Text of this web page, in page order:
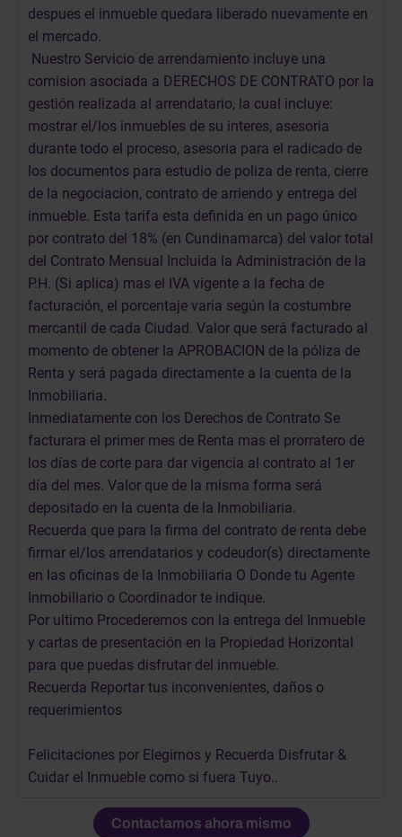
Cotiza Ahora
despues el inmueble quedara liberado nuevamente en
el mercado.
Nuestro Servicio de arrendamiento incluye una
comision asociada a DERECHOS DE CONTRATO por la
gestión realizada al arrendatario, la cual incluye:
mostrar el/los inmuebles de su interes, asesoria
durante todo el proceso, asesoria para el radicado de
los documentos para estudio de poliza de renta, cierre
de la negociacion, contrato de arriendo y entrega del
inmueble. Esta tarifa esta definida en un pago único
por contrato del 18% (en Cundinamarca) del valor total
del Contrato Mensual Incluida la Administración de la
P.H. (Si aplica) mas el IVA vigente a la fecha de
facturación, el porcentaje varia según la costumbre
mercantil de cada Ciudad. Valor que será facturado al
momento de obtener la APROBACION de la póliza de
Renta y será pagada directamente a la cuenta de la
Inmobiliaria.
Inmediatamente con los Derechos de Contrato Se
facturara el primer mes de Renta mas el prorratero de
los días de corte para dar vigencia al contrato al 1er
día del mes. Valor que de la misma forma será
depositado en la cuenta de la Inmobiliaria.
Recuerda que para la firma del contrato de renta debe
firmar el/los arrendatarios y codeudor(s) directamente
en las oficinas de la Inmobiliaria O Donde tu Agente
Inmobiliario o Coordinador te indique.
Por ultimo Procederemos con la entrega del Inmueble
y cartas de presentación en la Propiedad Horizontal
para que puedas disfrutar del inmueble.
Recuerda Reportar tus inconvenientes, daños o
requerimientos
Felicitaciones por Elegirnos y Recuerda Disfrutar &
Cuidar el Inmueble como si fuera Tuyo..
Contactamos ahora mismo